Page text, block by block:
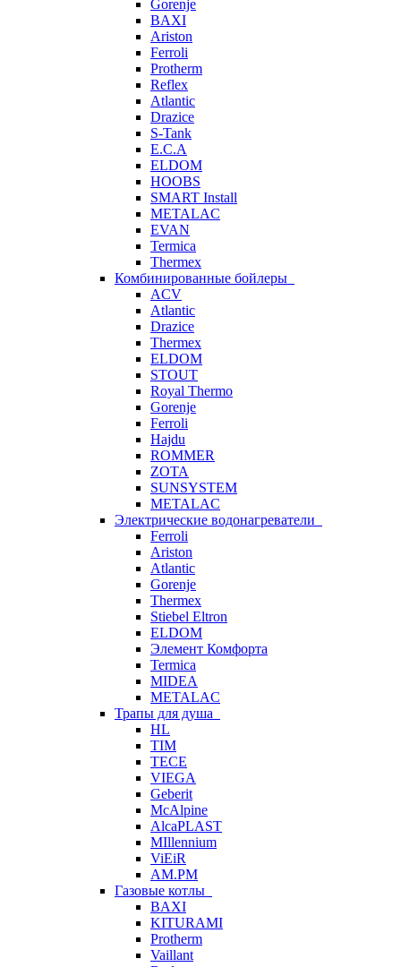
Gorenje
BAXI
Ariston
Ferroli
Protherm
Reflex
Atlantic
Drazice
S-Tank
E.C.A
ELDOM
HOOBS
SMART Install
METALAC
EVAN
Termica
Thermex
Комбинированные бойлеры
ACV
Atlantic
Drazice
Thermex
ELDOM
STOUT
Royal Thermo
Gorenje
Ferroli
Hajdu
ROMMER
ZOTA
SUNSYSTEM
METALAC
Электрические водонагреватели
Ferroli
Ariston
Atlantic
Gorenje
Thermex
Stiebel Eltron
ELDOM
Элемент Комфорта
Termica
MIDEA
METALAC
Трапы для душа
HL
TIM
TECE
VIEGA
Geberit
McAlpine
AlcaPLAST
MIllennium
ViEiR
AM.PM
Газовые котлы
BAXI
KITURAMI
Protherm
Vaillant